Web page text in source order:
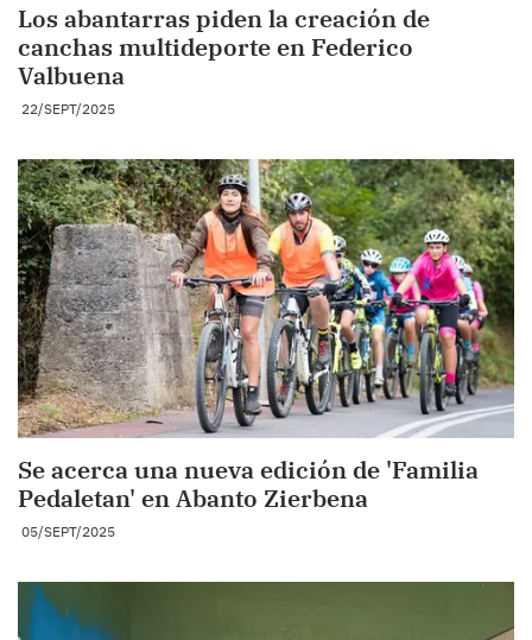
Los abantarras piden la creación de
canchas multideporte en Federico
Valbuena
22/SEPT/2025
Se acerca una nueva edición de 'Familia
Pedaletan' en Abanto Zierbena
05/SEPT/2025